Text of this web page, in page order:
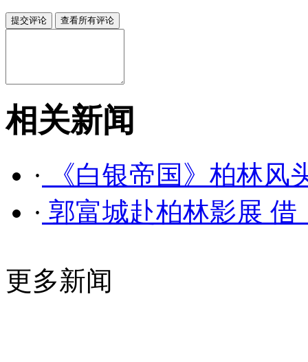
相关新闻
· 《白银帝国》柏林风
· 郭富城赴柏林影展
更多新闻